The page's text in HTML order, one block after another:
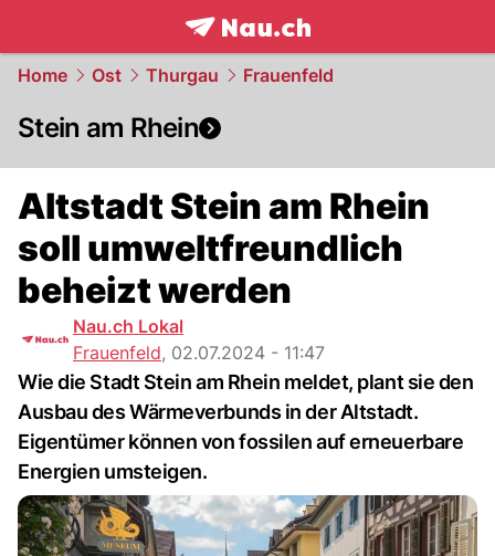
frontpage.NAU.ch
Home Ost Thurgau Frauenfeld
Stein am Rhein
Altstadt Stein am Rhein
soll umweltfreundlich
beheizt werden
Nau.ch Lokal
Frauenfeld, 02.07.2024 - 11:47
Wie die Stadt Stein am Rhein meldet, plant sie den
Ausbau des Wärmeverbunds in der Altstadt.
Eigentümer können von fossilen auf erneuerbare
Energien umsteigen.